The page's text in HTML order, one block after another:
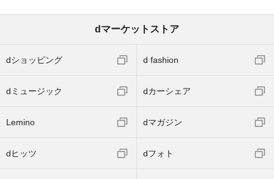
dマーケットストア
dショッピング d fashion
dミュージック dカーシェア
Lemino dマガジン
dヒッツ dフォト